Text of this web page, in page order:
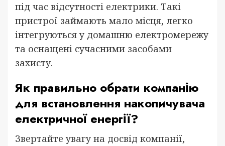
під час відсутності електрики. Такі
пристрої займають мало місця, легко
інтегруються у домашню електромережу
та оснащені сучасними засобами
захисту.
Як правильно обрати компанію
для встановлення накопичувача
електричної енергії?
Звертайте увагу на досвід компанії,